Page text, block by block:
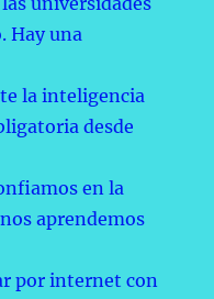
Hay una
la inteligencia
desde
en la
aprendemos
por internet con